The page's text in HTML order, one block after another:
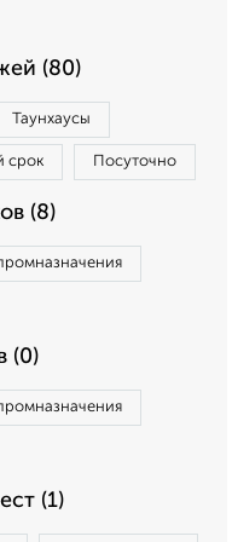
(80)
Таунхаусы
срок Посуточно
(8)
(0)
(1)